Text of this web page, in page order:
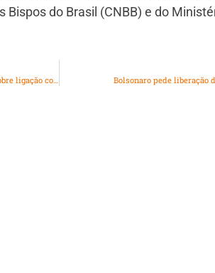
do Brasil (CNBB) e do
CPI pode convocar ex-mulher de Bolsonaro para falar sobre ligação com lobista Bolsonaro pede liberação